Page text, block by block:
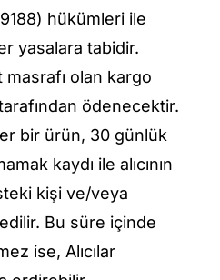
hükümleri ile
yasalara tabidir.
olan kargo
ödenecektir.
bir ürün, 30 günlük
kaydı ile alıcının
kişi ve/veya
Bu süre içinde
ise, Alıcılar